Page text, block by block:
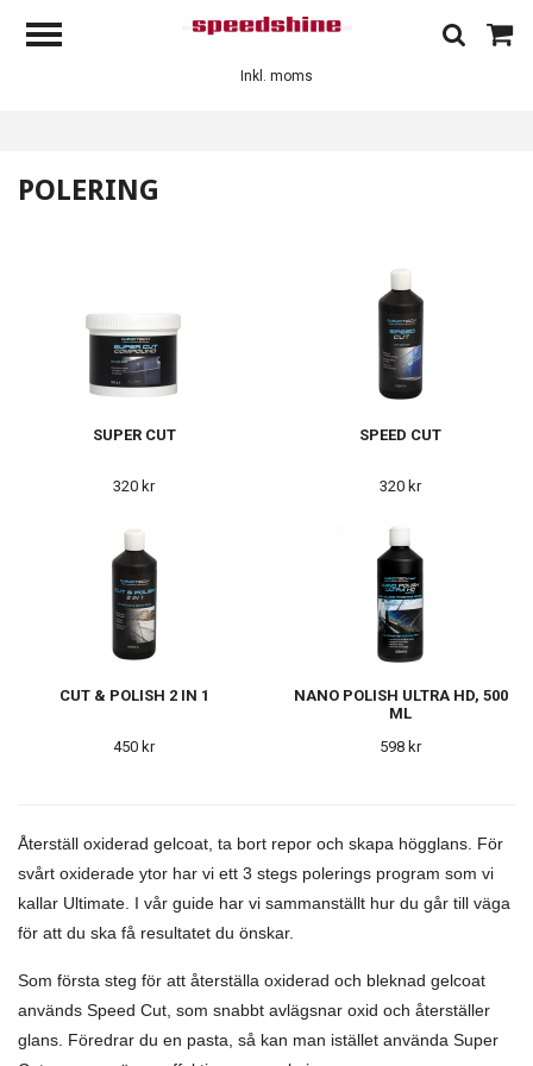
Inkl. moms
POLERING
SUPER CUT
320 kr
SPEED CUT
320 kr
CUT & POLISH 2 IN 1
450 kr
NANO POLISH ULTRA HD, 500
ML
598 kr
Återställ oxiderad gelcoat, ta bort repor och skapa högglans. För
svårt oxiderade ytor har vi ett 3 stegs polerings program som vi
kallar Ultimate. I vår guide har vi sammanställt hur du går till väga
för att du ska få resultatet du önskar.
Som första steg för att återställa oxiderad och bleknad gelcoat
används Speed Cut, som snabbt avlägsnar oxid och återställer
glans. Föredrar du en pasta, så kan man istället använda Super